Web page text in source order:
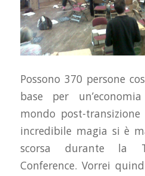
Possono 370 persone
base per
mondo post-transizione
incredibile magia si è
scorsa durante la
Conference. Vorrei